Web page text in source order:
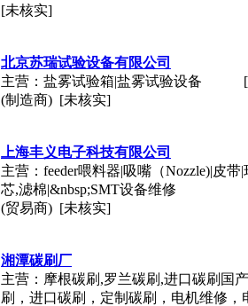
[未核实]
北京苏瑞试验设备有限公司
主营：盐雾试验箱|盐雾试验设备
(制造商) [未核实]
上海丰义电子科技有限公司
主营：feeder喂料器|吸嘴（Nozzle)|皮
芯,滤棉|&nbsp;SMT设备维修
(贸易商) [未核实]
湘潭碳刷厂
主营：摩根碳刷,罗兰碳刷,进口碳刷国
刷，进口碳刷，定制碳刷，电机维修，